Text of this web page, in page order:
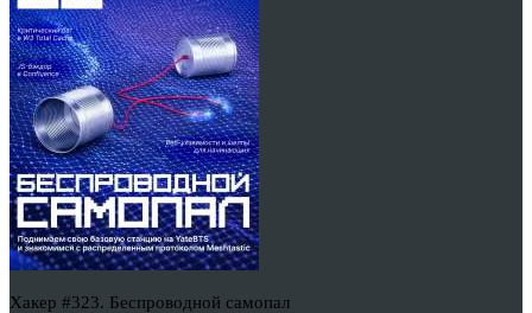
Хакер #323. Беспроводной самопал